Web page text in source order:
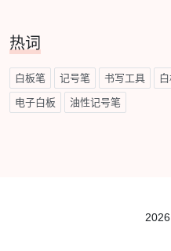
热词
白板笔 记号笔 书写工具
电子白板 油性记号笔
2026